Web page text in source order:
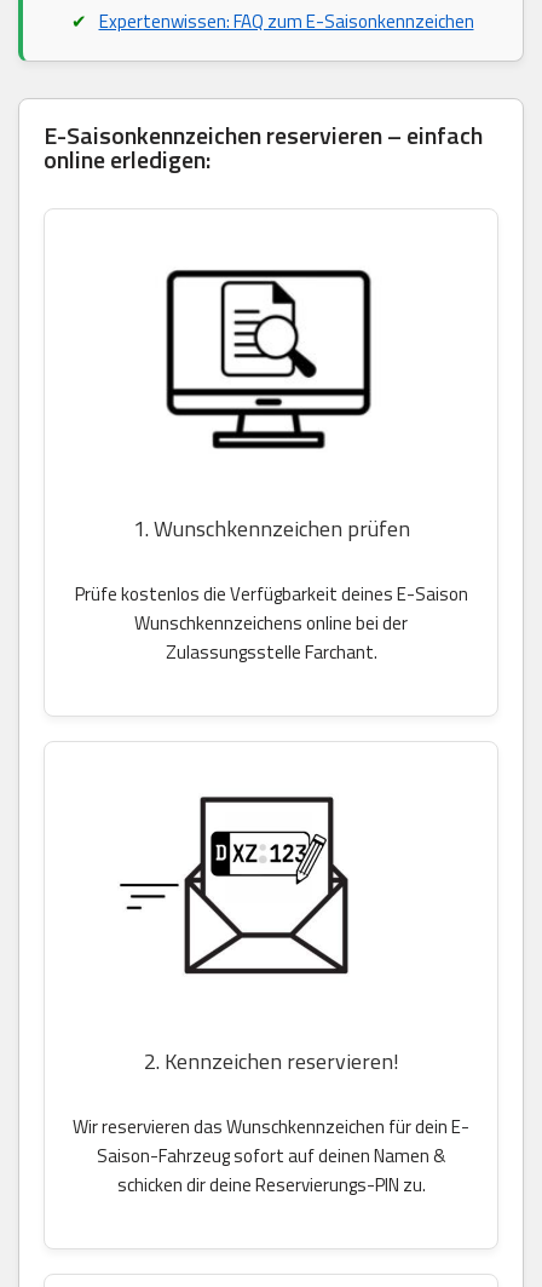
Expertenwissen: FAQ zum E-Saisonkennzeichen
E-Saisonkennzeichen reservieren – einfach
online erledigen:
1. Wunschkennzeichen prüfen
Prüfe kostenlos die Verfügbarkeit deines E-Saison
Wunschkennzeichens online bei der
Zulassungsstelle Farchant.
2. Kennzeichen reservieren!
Wir reservieren das Wunschkennzeichen für dein E-
Saison-Fahrzeug sofort auf deinen Namen &
schicken dir deine Reservierungs-PIN zu.